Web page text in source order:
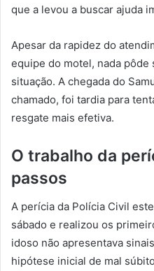
que a levou a buscar ajuda
Apesar da rapidez do
equipe do motel, nada
situação. A chegada do
chamado, foi tardia para
resgate mais efetiva.
O trabalho da
passos
A perícia da Polícia Civil
sábado e realizou os
idoso não apresentava
hipótese inicial de mal